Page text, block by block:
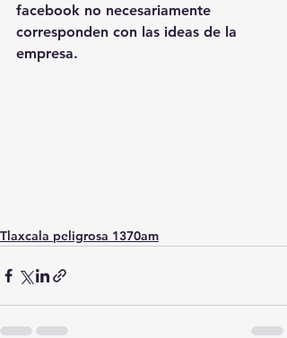
facebook no necesariamente
corresponden con las ideas de la
empresa.
Tlaxcala peligrosa 1370am